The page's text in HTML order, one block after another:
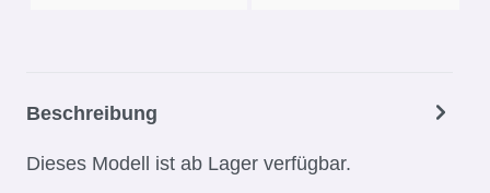
Beschreibung
Dieses Modell ist ab Lager verfügbar.